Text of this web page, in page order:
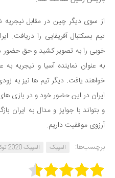
دانستنی‌ها
بازی
طنز
فال
مسابقه
از سوی دیگر چین در مقابل
تیم بسکتبال آفریقایی را دریافت.
به عنوان نماینده آسیا و نیجریه به
خواهند یافت. دیگر تیم ها نیز به
ایران در این حضور خود و در بازی
و بتواند با جوایز و مدال به ایران
آرزوی موفقیت داریم.
برچسب‌ها:
المپیک المپیک 2020 توکیو
Rate this item: